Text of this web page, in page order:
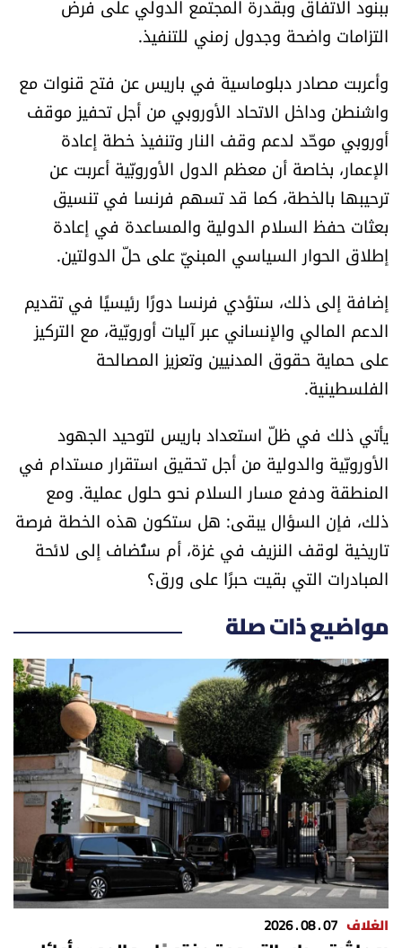
ببنود الاتفاق وبقدرة المجتمع الدولي على فرض
التزامات واضحة وجدول زمني للتنفيذ.
وأعربت مصادر دبلوماسية في باريس عن فتح قنوات مع
واشنطن وداخل الاتحاد الأوروبي من أجل تحفيز موقف
أوروبي موحّد لدعم وقف النار وتنفيذ خطة إعادة
الإعمار، بخاصة أن معظم الدول الأوروبّية أعربت عن
ترحيبها بالخطة، كما قد تسهم فرنسا في تنسيق
بعثات حفظ السلام الدولية والمساعدة في إعادة
إطلاق الحوار السياسي المبنيّ على حلّ الدولتين.
إضافة إلى ذلك، ستؤدي فرنسا دورًا رئيسيًا في تقديم
الدعم المالي والإنساني عبر آليات أوروبّية، مع التركيز
على حماية حقوق المدنيين وتعزيز المصالحة
الفلسطينية.
يأتي ذلك في ظلّ استعداد باريس لتوحيد الجهود
الأوروبّية والدولية من أجل تحقيق استقرار مستدام في
المنطقة ودفع مسار السلام نحو حلول عملية. ومع
ذلك، فإن السؤال يبقى: هل ستكون هذه الخطة فرصة
تاريخية لوقف النزيف في غزة، أم ستُضاف إلى لائحة
المبادرات التي بقيت حبرًا على ورق؟
مواضيع ذات صلة
الغلاف 07 . 08 . 2026